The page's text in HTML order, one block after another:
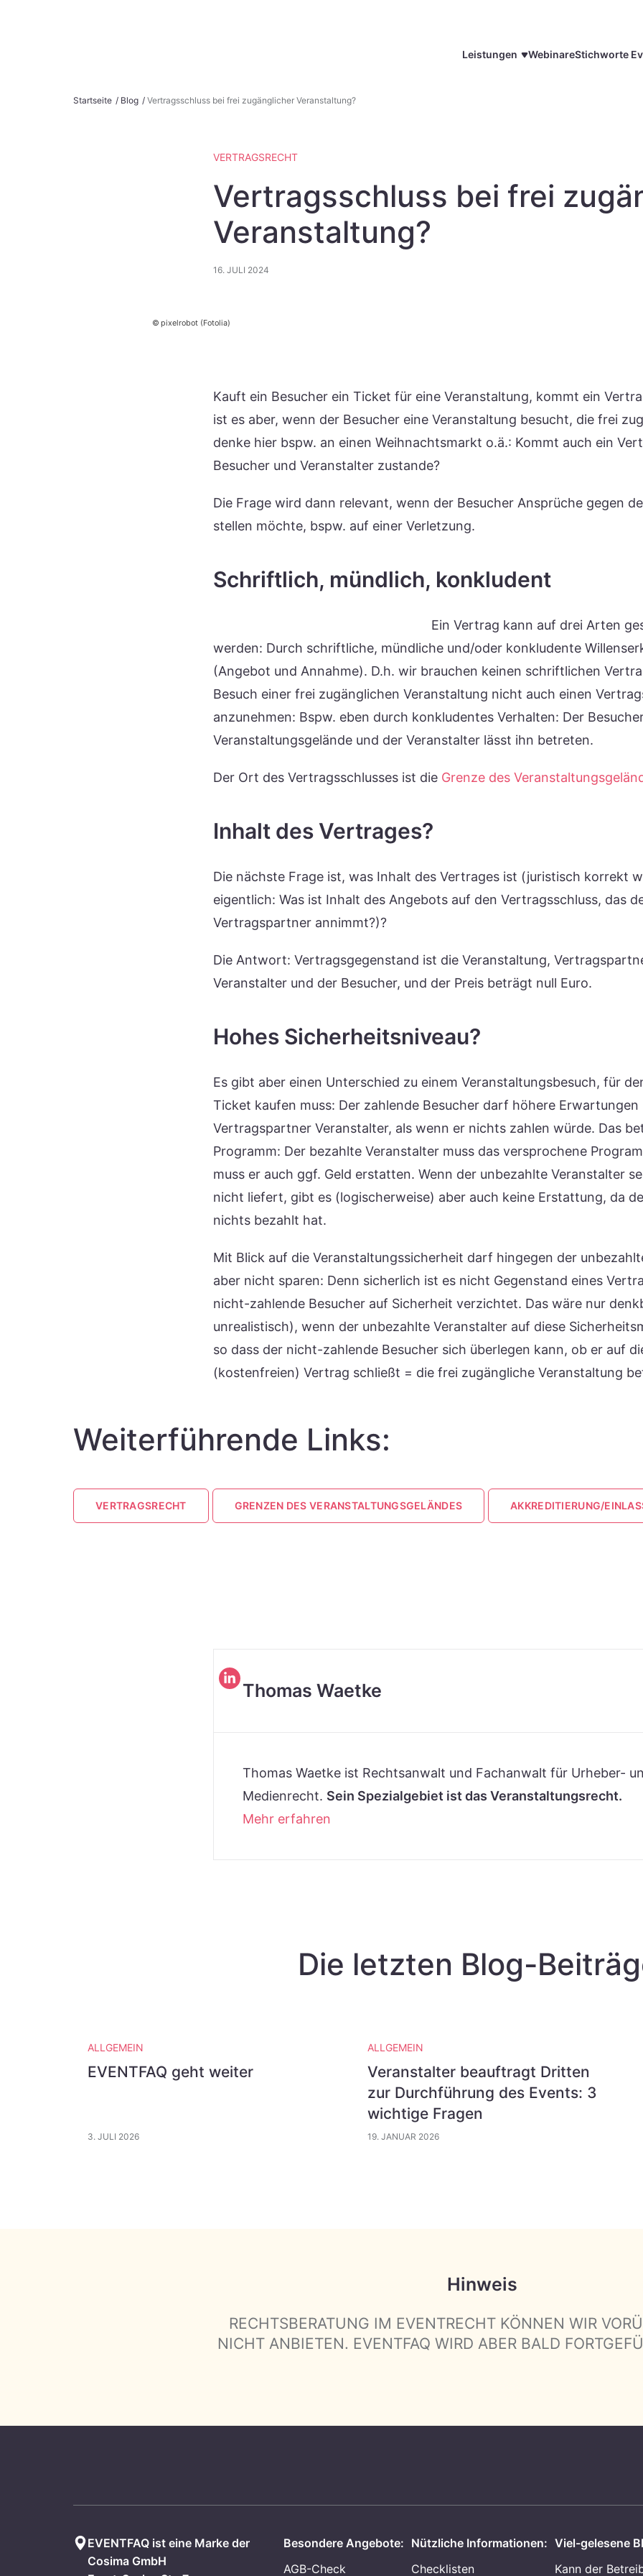
Leistungen WebinareStichworte
Startseite / Blog / Vertragsschluss bei frei zugänglicher Veranstaltung?
VERTRAGSRECHT
Vertragsschluss bei frei
Veranstaltung?
16. JULI 2024
pixelrobot (Fotolia)
Kauft ein Besucher ein Ticket für eine Veranstaltung, kommt ein
ist es aber, wenn der Besucher eine Veranstaltung besucht, die frei
denke hier bspw. an einen Weihnachtsmarkt o.ä.: Kommt auch ein
Besucher und Veranstalter zustande?
Die Frage wird dann relevant, wenn der Besucher Ansprüche gegen
stellen möchte, bspw. auf einer Verletzung.
Schriftlich, mündlich, konkludent
Ein Vertrag kann auf drei Arten
werden: Durch schriftliche, mündliche und/oder konkludente
(Angebot und Annahme). D.h. wir brauchen keinen schriftlichen
Besuch einer frei zugänglichen Veranstaltung nicht auch einen
anzunehmen: Bspw. eben durch konkludentes Verhalten: Der
Veranstaltungsgelände und der Veranstalter lässt ihn betreten.
Der Ort des Vertragsschlusses ist die Grenze des
Inhalt des Vertrages?
Die nächste Frage ist, was Inhalt des Vertrages ist (juristisch korrekt
eigentlich: Was ist Inhalt des Angebots auf den Vertragsschluss, das
Vertragspartner annimmt?)?
Die Antwort: Vertragsgegenstand ist die Veranstaltung,
Veranstalter und der Besucher, und der Preis beträgt null Euro.
Hohes Sicherheitsniveau?
Es gibt aber einen Unterschied zu einem Veranstaltungsbesuch, für
Ticket kaufen muss: Der zahlende Besucher darf höhere Erwartungen
Vertragspartner Veranstalter, als wenn er nichts zahlen würde. Das
Programm: Der bezahlte Veranstalter muss das versprochene
muss er auch ggf. Geld erstatten. Wenn der unbezahlte Veranstalter
nicht liefert, gibt es (logischerweise) aber auch keine Erstattung, da
nichts bezahlt hat.
Mit Blick auf die Veranstaltungssicherheit darf hingegen der
aber nicht sparen: Denn sicherlich ist es nicht Gegenstand eines
nicht-zahlende Besucher auf Sicherheit verzichtet. Das wäre nur
unrealistisch), wenn der unbezahlte Veranstalter auf diese
so dass der nicht-zahlende Besucher sich überlegen kann, ob er auf
(kostenfreien) Vertrag schließt = die frei zugängliche Veranstaltung
Weiterführende Links:
VERTRAGSRECHT GRENZEN DES VERANSTALTUNGSGELÄNDES AKKREDITIERUNG/
Thomas Waetke
Thomas Waetke ist Rechtsanwalt und Fachanwalt für Urheber-
Medienrecht. Sein Spezialgebiet ist das Veranstaltungsrecht.
Mehr erfahren
Die letzten Blog-
ALLGEMEIN
EVENTFAQ geht weiter
3. JULI 2026
ALLGEMEIN
Veranstalter beauftragt Dritten
zur Durchführung des Events: 3
wichtige Fragen
19. JANUAR 2026
Hinweis
RECHTSBERATUNG IM EVENTRECHT KÖNNEN WIR
NICHT ANBIETEN. EVENTFAQ WIRD ABER BALD
EVENTFAQ ist eine Marke der
Cosima GmbH
Besondere Angebote:
AGB-Check
Nützliche Informationen:
Checklisten
Viel-gelesene
Kann der